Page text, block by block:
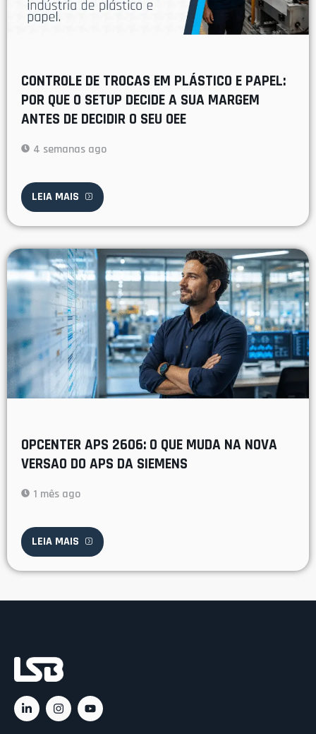
CONTROLE DE TROCAS EM PLÁSTICO E PAPEL:
POR QUE O SETUP DECIDE A SUA MARGEM
ANTES DE DECIDIR O SEU OEE
4 semanas ago
LEIA MAIS
OPCENTER APS 2606: O QUE MUDA NA NOVA
VERSAO DO APS DA SIEMENS
1 mês ago
LEIA MAIS